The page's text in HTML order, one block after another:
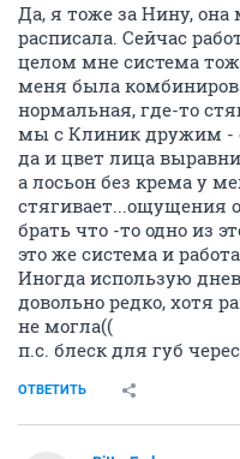
Да, я тоже за Нину, она
расписала. Сейчас
целом мне система
меня была
нормальная, где-то
мы с Клиник дружим -
да и цвет лица
а лосьон без крема у
стягивает...ощущения
брать что -то одно из
это же система и
Иногда использую
довольно редко, хотя
не могла((
п.с. блеск для губ
ОТВЕТИТЬ